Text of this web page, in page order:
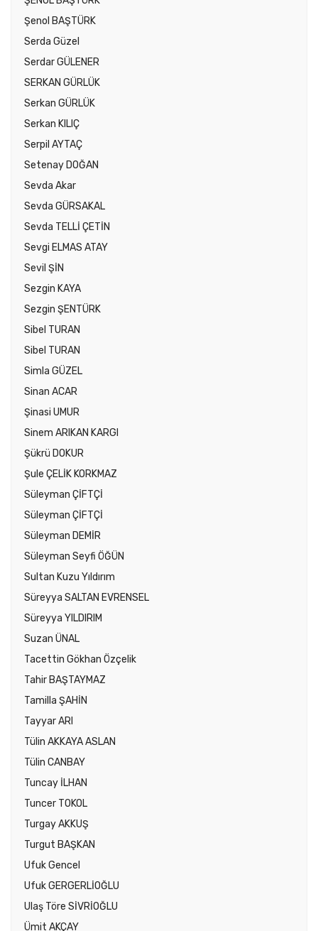
Şenol BAŞTÜRK
Serda Güzel
Serdar GÜLENER
SERKAN GÜRLÜK
Serkan GÜRLÜK
Serkan KILIÇ
Serpil AYTAÇ
Setenay DOĞAN
Sevda Akar
Sevda GÜRSAKAL
Sevda TELLİ ÇETİN
Sevgi ELMAS ATAY
Sevil ŞİN
Sezgin KAYA
Sezgin ŞENTÜRK
Sibel TURAN
Sibel TURAN
Simla GÜZEL
Sinan ACAR
Şinasi UMUR
Sinem ARIKAN KARGI
Şükrü DOKUR
Şule ÇELİK KORKMAZ
Süleyman ÇİFTÇİ
Süleyman ÇİFTÇİ
Süleyman DEMİR
Süleyman Seyfi ÖĞÜN
Sultan Kuzu Yıldırım
Süreyya SALTAN EVRENSEL
Süreyya YILDIRIM
Suzan ÜNAL
Tacettin Gökhan Özçelik
Tahir BAŞTAYMAZ
Tamilla ŞAHİN
Tayyar ARI
Tülin AKKAYA ASLAN
Tülin CANBAY
Tuncay İLHAN
Tuncer TOKOL
Turgay AKKUŞ
Turgut BAŞKAN
Ufuk Gencel
Ufuk GERGERLİOĞLU
Ulaş Töre SİVRİOĞLU
Ümit AKÇAY